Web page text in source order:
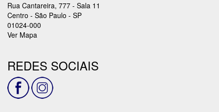
Rua Cantareira, 777 - Sala 11
Centro - São Paulo - SP
01024-000
Ver Mapa
REDES SOCIAIS